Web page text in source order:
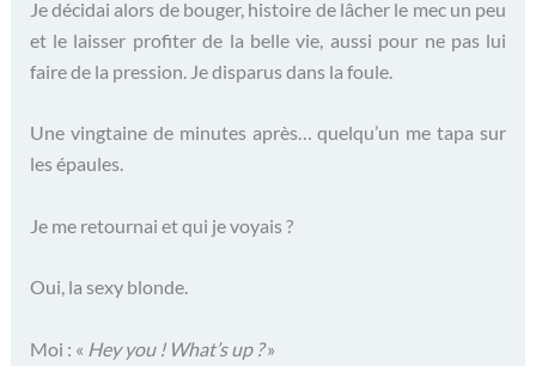
Je décidai alors de bouger, histoire de lâcher le mec un peu
et le laisser profiter de la belle vie, aussi pour ne pas lui
faire de la pression. Je disparus dans la foule.
Une vingtaine de minutes après… quelqu’un me tapa sur
les épaules.
Je me retournai et qui je voyais ?
Oui, la sexy blonde.
Moi : « Hey you ! What’s up ?»